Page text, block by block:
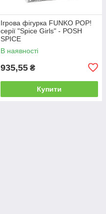
Ігрова фігурка FUNKO POP!
серії "Spice Girls" - POSH
SPICE
В наявності
935,55 ₴
Купити